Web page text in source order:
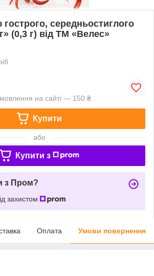
середньостиглого
(0,3 г) від ТМ «Велес»
на сайті — 150 ₴
Купити
або
Купити з
з Пром?
захистом
Оплата Умови повернення